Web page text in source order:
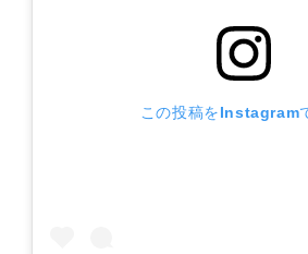
この投稿をInstagram